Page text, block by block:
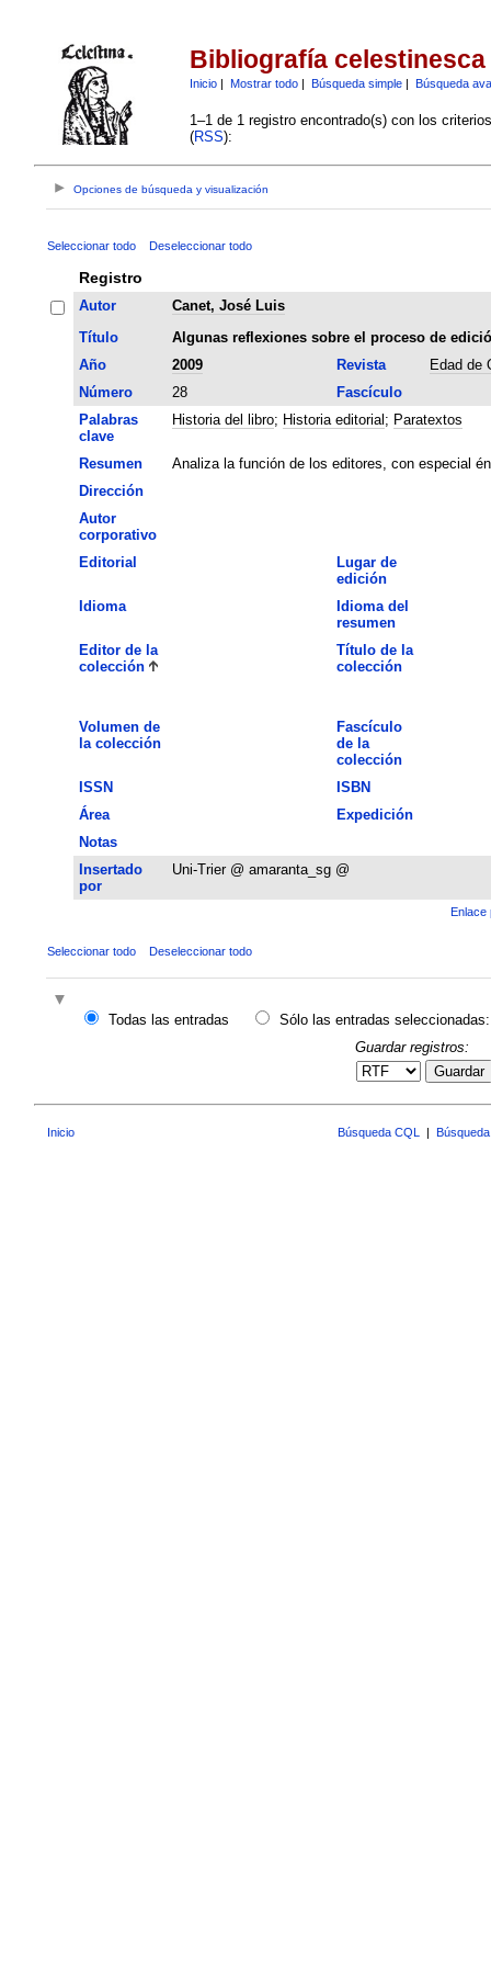
Bibliografía celestinesca
Inicio| Mostrar todo| Búsqueda simple| Búsqueda
1–1 de 1 registro encontrado(s) con los
(RSS):
Opciones de búsqueda y visualización
Seleccionar todo Deseleccionar todo
Registro
Autor
Canet, José Luis
Título
Algunas reflexiones sobre el proceso de
Año
2009 Revista
Edad de
Número
28
Fascículo
Palabras
clave
Historia del libro; Historia editorial ; Paratextos
Resumen
Analiza la función de los editores, con especial
Dirección
Autor
corporativo
Editorial
Lugar de
edición
Idioma
Idioma del
resumen
Editor de la
colección
Título de la
colección
Volumen de
la colección
Fascículo
de la
colección
ISSN
ISBN
Área
Expedición
Notas
Insertado
por
Uni-Trier @ amaranta_sg @
Enlace
Seleccionar todo Deseleccionar todo
Todas las entradas
Sólo las entradas seleccionadas:
Guardar registros:
Guardar
Inicio Búsqueda CQL